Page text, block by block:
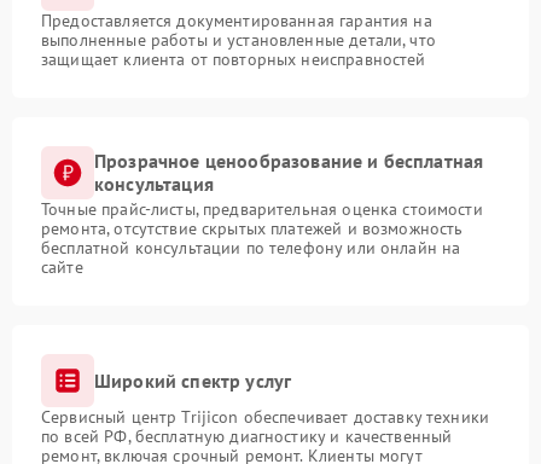
Предоставляется документированная гарантия на
выполненные работы и установленные детали, что
защищает клиента от повторных неисправностей
Прозрачное ценообразование и бесплатная
консультация
Точные прайс-листы, предварительная оценка стоимости
ремонта, отсутствие скрытых платежей и возможность
бесплатной консультации по телефону или онлайн на
сайте
Широкий спектр услуг
Сервисный центр Trijicon обеспечивает доставку техники
по всей РФ, бесплатную диагностику и качественный
ремонт, включая срочный ремонт. Клиенты могут